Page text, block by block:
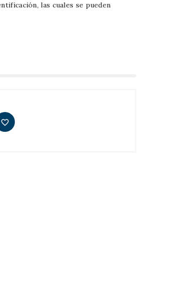
las cuales se pueden
favorite_border